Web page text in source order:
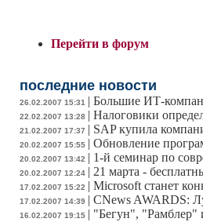
Перейти в форум
последние новости
26.02.2007 15:31 | Большие ИТ-
22.02.2007 13:28 | Налоговики
21.02.2007 17:37 | SAP купила
20.02.2007 15:55 | Обновление
20.02.2007 13:42 | 1-й семинар по
20.02.2007 12:24 | 21 марта -
17.02.2007 15:22 | Microsoft станет
17.02.2007 14:39 | CNews AWARDS:
16.02.2007 19:15 | "Бегун", "Рамблер"